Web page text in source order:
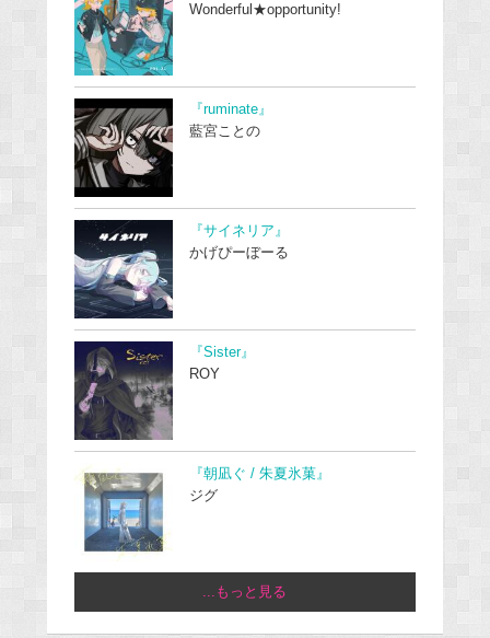
Wonderful★opportunity!
『ruminate』
藍宮ことの
『サイネリア』
かげぴーぼーる
『Sister』
ROY
『朝凪ぐ / 朱夏氷菓』
ジグ
...もっと見る